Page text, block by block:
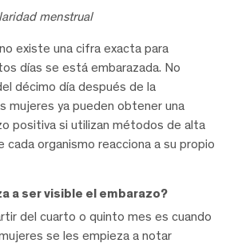
menstrual
existe una cifra exacta para
días se está embarazada. No
décimo día después de la
mujeres ya pueden obtener una
positiva si utilizan métodos de alta
cada organismo reacciona a su propio
a ser visible el embarazo?
del cuarto o quinto mes es cuando
se les empieza a notar